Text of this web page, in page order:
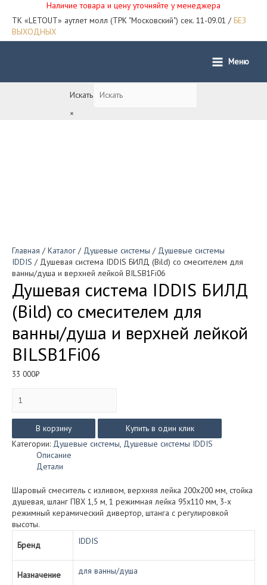
Наличие товара и цену уточняйте у менеджера
ТК «LETOUT» аутлет молл (ТРК "Московский") сек. 11-09.01 / БЕЗ
ВЫХОДНЫХ
Main
Меню
Искать
×
Главная / Каталог / Душевые системы / Душевые системы
IDDIS / Душевая система IDDIS БИЛД (Bild) со смесителем для
ванны/душа и верхней лейкой BILSB1Fi06
Душевая система IDDIS БИЛД
(Bild) со смесителем для
ванны/душа и верхней лейкой
BILSB1Fi06
33 000₽
товара
система
IDDIS
БИЛД
для
ванны/
душа
и
верхней
лейкой
BILSB1Fi06
В корзину
Купить в один клик
Категории: Душевые системы, Душевые системы IDDIS
Описание
Детали
Шаровый смеситель с изливом, верхняя лейка 200х200 мм, стойка
душевая, шланг ПВХ 1,5 м, 1 режимная лейка 95х110 мм, 3-х
режимный керамический дивертор, штанга с регулировкой
высоты.
Бренд
IDDIS
Назначение для ванны/душа